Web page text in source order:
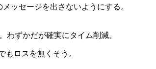
ッセージを出さないようにする。
わずかだが確実にタイム削減。
ロスを無くそう。